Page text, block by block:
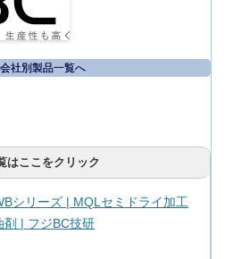
会社別製品一覧へ
はここをクリック
シリーズ | MQLセミドライ加工
剤 | フジBC技研